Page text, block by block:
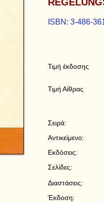
ISBN: 3-486-
Τιμή έκδοσης
Τιμή Αίθρας
Σειρά:
Αντικείμενο:
Εκδόσεις:
Σελίδες:
Διαστάσεις:
Έκδοση: